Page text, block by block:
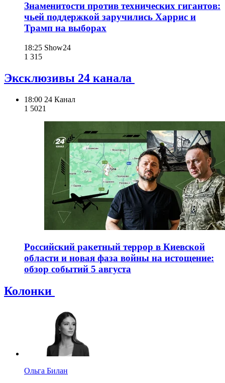
Знаменитости против технических гигантов:
чьей поддержкой заручились Харрис и
Трамп на выборах
18:25 Show24
1 315
Эксклюзивы 24 канала
18:00 24 Канал
1 5021
Российский ракетный террор в Киевской
области и новая фаза войны на истощение:
обзор событий 5 августа
Колонки
Ольга Билан